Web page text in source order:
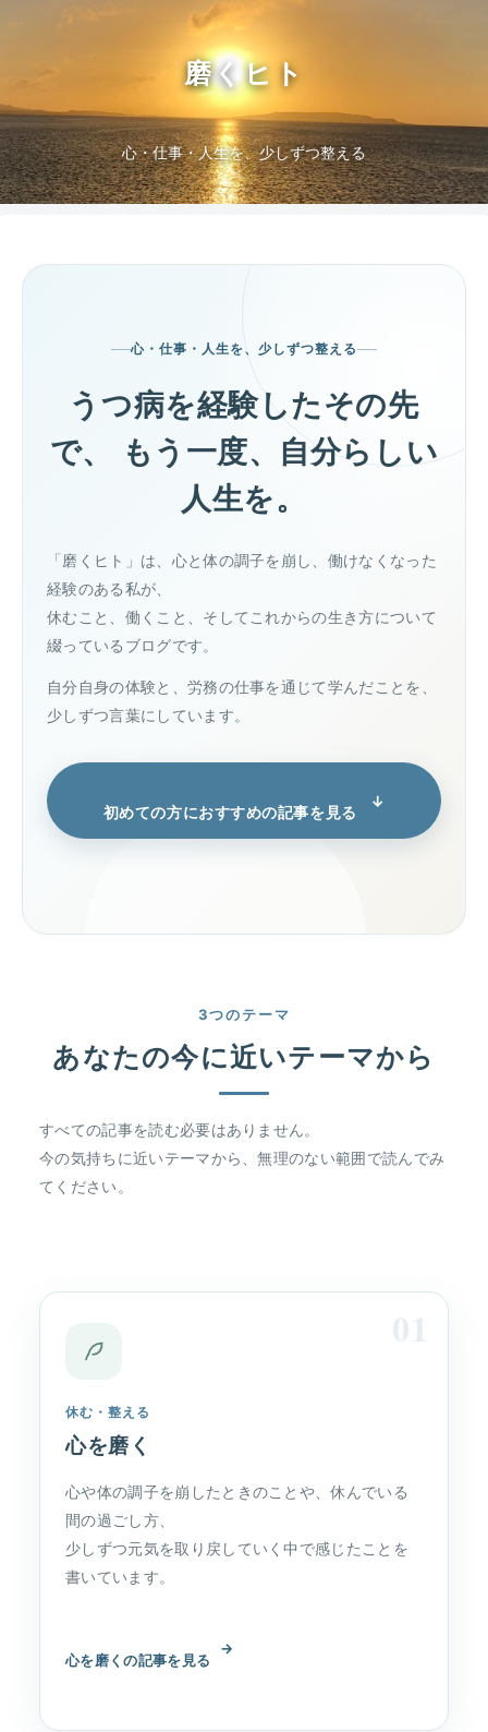
磨くヒト
心・仕事・人生を、少しずつ整える
心・仕事・人生を、少しずつ整える
うつ病を経験したその先
で、
もう一度、自分らしい
人生を。
「磨くヒト」は、心と体の調子を崩し、働けなくなった
経験のある私が、
休むこと、働くこと、そしてこれからの生き方について
綴っているブログです。
自分自身の体験と、労務の仕事を通じて学んだことを、
少しずつ言葉にしています。
初めての方におすすめの記事を見る
3つのテーマ
あなたの今に近いテーマから
すべての記事を読む必要はありません。
今の気持ちに近いテーマから、無理のない範囲で読んでみ
てください。
01
休む・整える
心を磨く
心や体の調子を崩したときのことや、休んでいる
間の過ごし方、
少しずつ元気を取り戻していく中で感じたことを
書いています。
心を磨くの記事を見る
→